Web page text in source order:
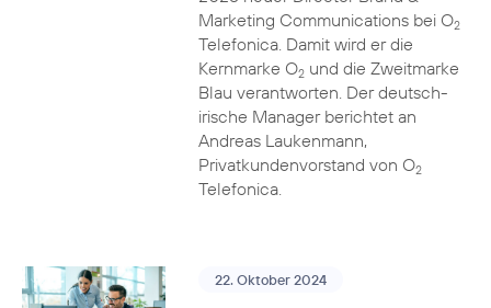
Marketing Communications bei O2
Telefonica. Damit wird er die
Kernmarke O2und die Zweitmarke
Blau verantworten. Der deutsch-
irische Manager berichtet an
Andreas Laukenmann,
Privatkundenvorstand von O2
Telefonica.
22. Oktober 2024